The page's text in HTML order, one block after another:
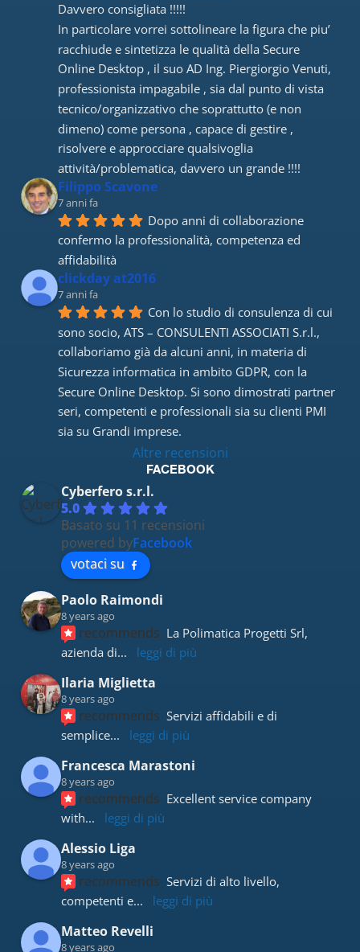
Davvero consigliata !!!!!
In particolare vorrei sottolineare la figura che piu’
racchiude e sintetizza le qualità della Secure
Online Desktop , il suo AD Ing. Piergiorgio Venuti,
professionista impagabile , sia dal punto di vista
tecnico/organizzativo che soprattutto (e non
dimeno) come persona , capace di gestire ,
risolvere e approcciare qualsivoglia
attività/problematica, davvero un grande !!!!
Filippo Scavone
7 anni fa
Dopo anni di collaborazione
confermo la professionalità, competenza ed
affidabilità
clickday at2016
7 anni fa
Con lo studio di consulenza di cui
sono socio, ATS – CONSULENTI ASSOCIATI S.r.l.,
collaboriamo già da alcuni anni, in materia di
Sicurezza informatica in ambito GDPR, con la
Secure Online Desktop. Si sono dimostrati partner
seri, competenti e professionali sia su clienti PMI
sia su Grandi imprese.
Altre recensioni
FACEBOOK
Cyberfero s.r.l.
5.0
Basato su 11 recensioni
powered byFacebook
votaci su
Paolo Raimondi
8 years ago
recommends La Polimatica Progetti Srl,
azienda di... leggi di più
Ilaria Miglietta
8 years ago
recommends Servizi affidabili e di
semplice... leggi di più
Francesca Marastoni
8 years ago
recommends Excellent service company
with... leggi di più
Alessio Liga
8 years ago
recommends Servizi di alto livello,
competenti e... leggi di più
Matteo Revelli
8 years ago